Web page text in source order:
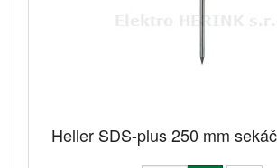
Heller SDS-plus 250 mm